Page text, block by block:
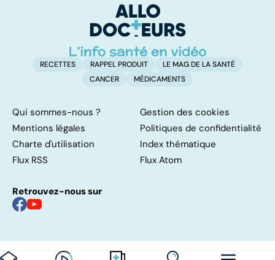
traitements
RECETTES RAPPEL PRODUIT
LE MAG DE LA SANTÉ
CANCER
MÉDICAMENTS
Qui sommes-nous ?
Gestion des cookies
Mentions légales
Politiques de confidentialité
Charte d'utilisation
Index thématique
Flux RSS
Flux Atom
Retrouvez-nous sur